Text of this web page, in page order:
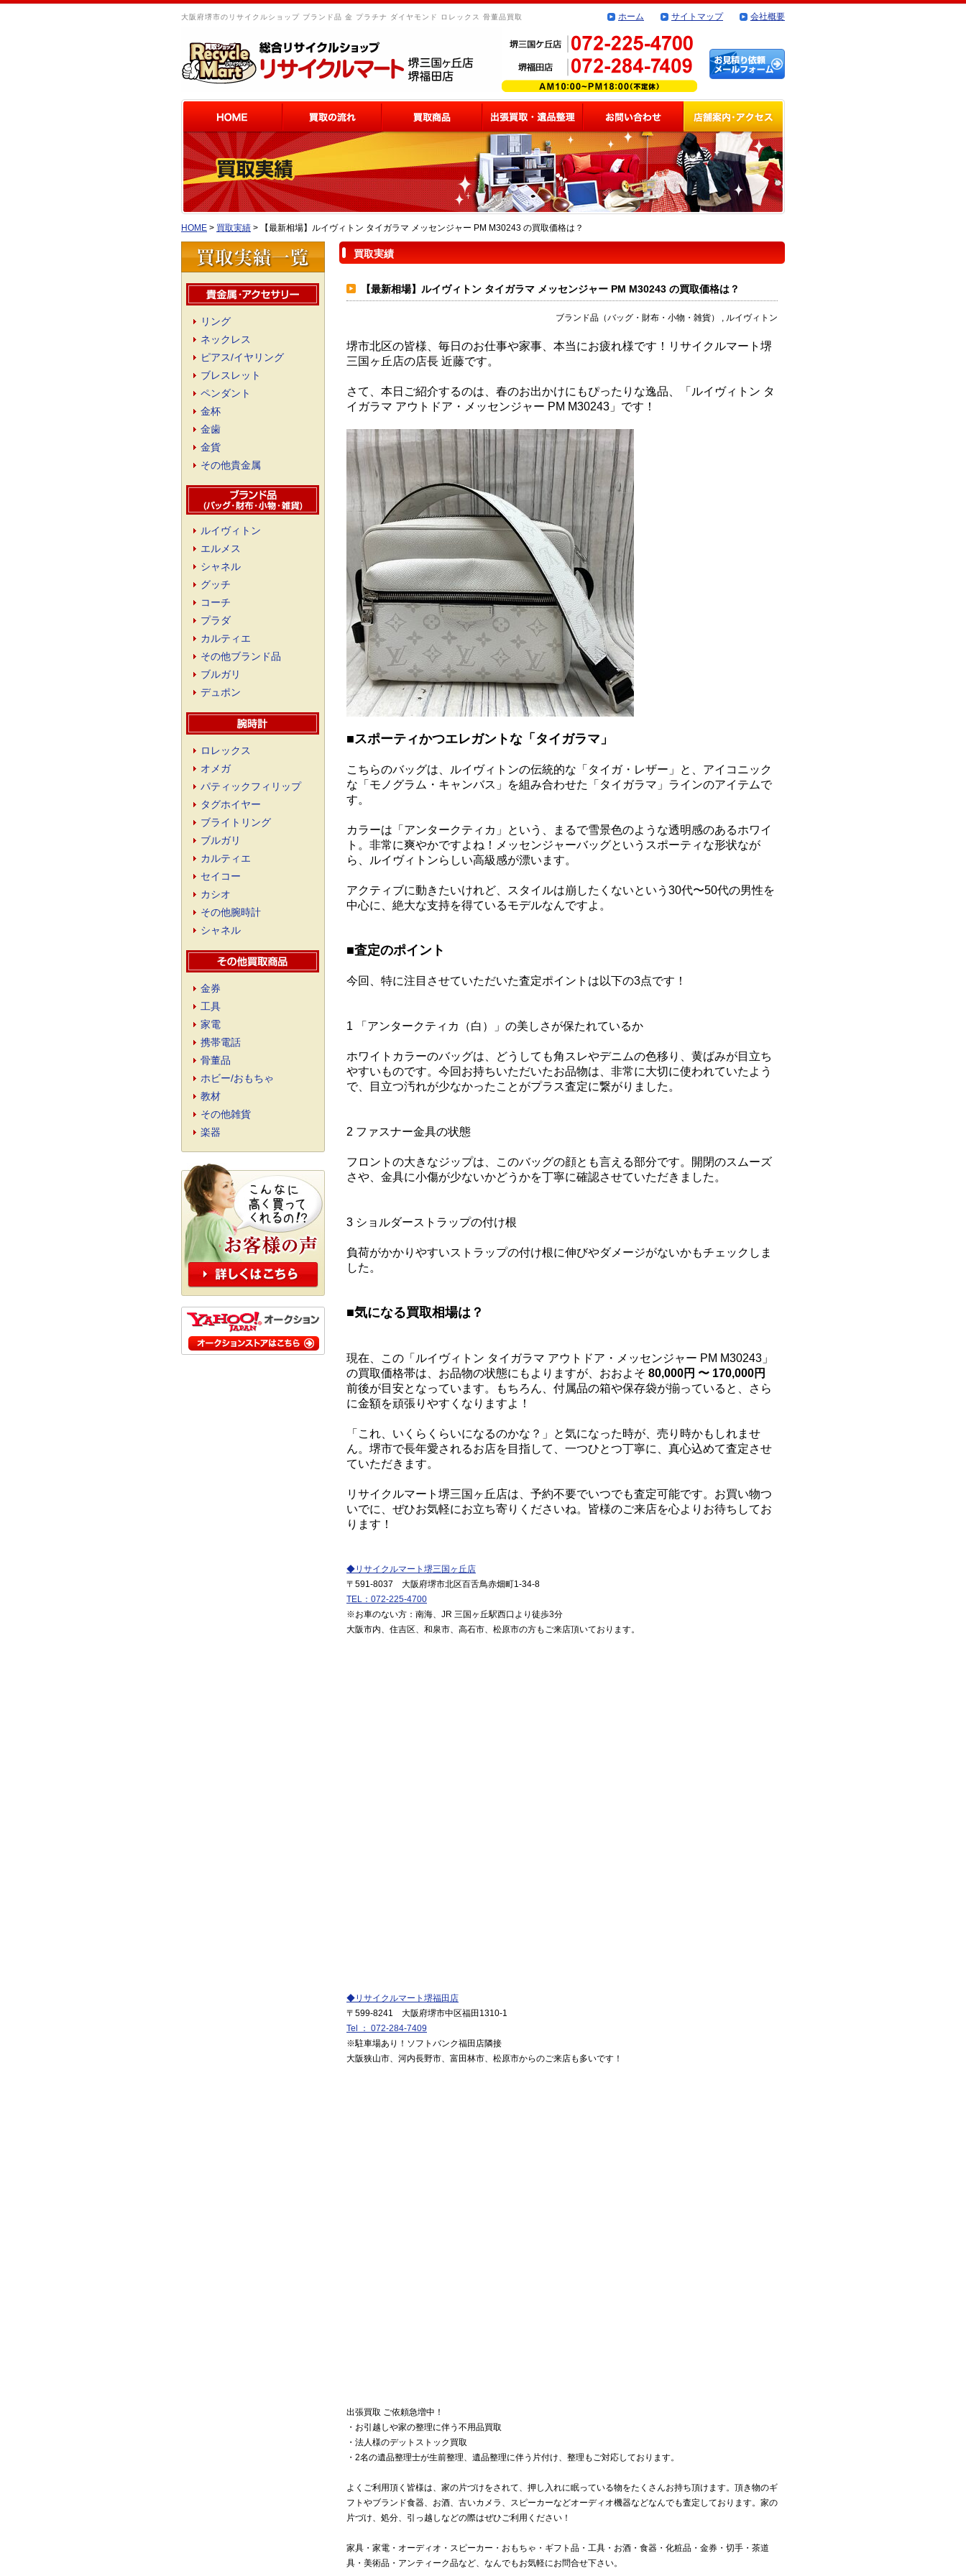
大阪府堺市のリサイクルショップ ブランド品 金 プラチナ ダイヤモンド ロレックス 骨董品買取 ホーム サイトマップ 会社概要
HOME > 買取実績 > 【最新相場】ルイヴィトン タイガラマ メッセンジャー PM M30243 の買取価格は？
買取実績
【最新相場】ルイヴィトン タイガラマ メッセンジャー PM M30243 の買取価格は？
ブランド品（バッグ・財布・小物・雑貨） , ルイヴィトン
堺市北区の皆様、毎日のお仕事や家事、本当にお疲れ様です！リサイクルマート堺
三国ヶ丘店の店長 近藤です。
さて、本日ご紹介するのは、春のお出かけにもぴったりな逸品、「ルイヴィトン タ
イガラマ アウトドア・メッセンジャー PM M30243」です！
■スポーティかつエレガントな「タイガラマ」
こちらのバッグは、ルイヴィトンの伝統的な「タイガ・レザー」と、アイコニック
な「モノグラム・キャンバス」を組み合わせた「タイガラマ」ラインのアイテムで
す。
カラーは「アンタークティカ」という、まるで雪景色のような透明感のあるホワイ
ト。非常に爽やかですよね！メッセンジャーバッグというスポーティな形状なが
ら、ルイヴィトンらしい高級感が漂います。
アクティブに動きたいけれど、スタイルは崩したくないという30代〜50代の男性を
中心に、絶大な支持を得ているモデルなんですよ。
■査定のポイント
今回、特に注目させていただいた査定ポイントは以下の3点です！
1 「アンタークティカ（白）」の美しさが保たれているか
ホワイトカラーのバッグは、どうしても角スレやデニムの色移り、黄ばみが目立ち
やすいものです。今回お持ちいただいたお品物は、非常に大切に使われていたよう
で、目立つ汚れが少なかったことがプラス査定に繋がりました。
2 ファスナー金具の状態
フロントの大きなジップは、このバッグの顔とも言える部分です。開閉のスムーズ
さや、金具に小傷が少ないかどうかを丁寧に確認させていただきました。
3 ショルダーストラップの付け根
負荷がかかりやすいストラップの付け根に伸びやダメージがないかもチェックしま
した。
■気になる買取相場は？
現在、この「ルイヴィトン タイガラマ アウトドア・メッセンジャー PM M30243」
の買取価格帯は、お品物の状態にもよりますが、おおよそ 80,000円 〜 170,000円
前後が目安となっています。もちろん、付属品の箱や保存袋が揃っていると、さら
に金額を頑張りやすくなりますよ！
「これ、いくらくらいになるのかな？」と気になった時が、売り時かもしれませ
ん。堺市で長年愛されるお店を目指して、一つひとつ丁寧に、真心込めて査定させ
ていただきます。
リサイクルマート堺三国ヶ丘店は、予約不要でいつでも査定可能です。お買い物つ
いでに、ぜひお気軽にお立ち寄りくださいね。皆様のご来店を心よりお待ちしてお
ります！
◆リサイクルマート堺三国ヶ丘店
〒591-8037 大阪府堺市北区百舌鳥赤畑町1-34-8
TEL：072-225-4700
※お車のない方：南海、JR 三国ヶ丘駅西口より徒歩3分
大阪市内、住吉区、和泉市、高石市、松原市の方もご来店頂いております。
◆リサイクルマート堺福田店
〒599-8241 大阪府堺市中区福田1310-1
Tel ： 072-284-7409
※駐車場あり！ソフトバンク福田店隣接
大阪狭山市、河内長野市、富田林市、松原市からのご来店も多いです！
出張買取 ご依頼急増中！
・お引越しや家の整理に伴う不用品買取
・法人様のデットストック買取
・2名の遺品整理士が生前整理、遺品整理に伴う片付け、整理もご対応しております。
よくご利用頂く皆様は、家の片づけをされて、押し入れに眠っている物をたくさんお持ち頂けます。頂き物のギ
フトやブランド食器、お酒、古いカメラ、スピーカーなどオーディオ機器などなんでも査定しております。家の
片づけ、処分、引っ越しなどの際はぜひご利用ください！
家具・家電・オーディオ・スピーカー・おもちゃ・ギフト品・工具・お酒・食器・化粧品・金券・切手・茶道
具・美術品・アンティーク品など、なんでもお気軽にお問合せ下さい。
リング
ネックレス
ピアス/イヤリング
ブレスレット
ペンダント
金杯
金歯
金貨
その他貴金属
ルイヴィトン
エルメス
シャネル
グッチ
コーチ
プラダ
カルティエ
その他ブランド品
ブルガリ
デュポン
ロレックス
オメガ
パティックフィリップ
タグホイヤー
ブライトリング
ブルガリ
カルティエ
セイコー
カシオ
その他腕時計
シャネル
金券
工具
家電
携帯電話
骨董品
ホビー/おもちゃ
教材
その他雑貨
楽器